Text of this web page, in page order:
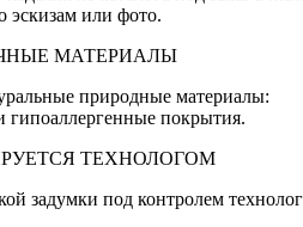
эскизам или фото.
МАТЕРИАЛЫ
природные материалы:
гипоаллергенные покрытия.
ТЕХНОЛОГОМ
задумки под контролем